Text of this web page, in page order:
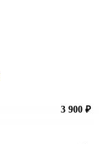
3 900 ₽